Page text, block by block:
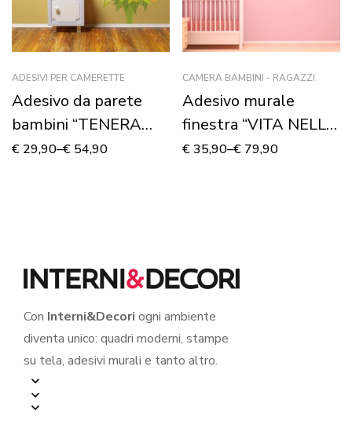
ADESIVI PER CAMERETTE
Adesivo da parete
bambini “TENERA
APE SU UN FIORE” –
€ 29,90–€ 54,90
CAMERA BAMBINI - RAGAZZI
Adesivo murale
finestra “VITA NELLA
NATURA” – Finestra
€35,90–€ 79,90
Con Interni&Decori ogni ambiente
diventa unico: quadri moderni, stampe
su tela, adesivi murali e tanto altro.